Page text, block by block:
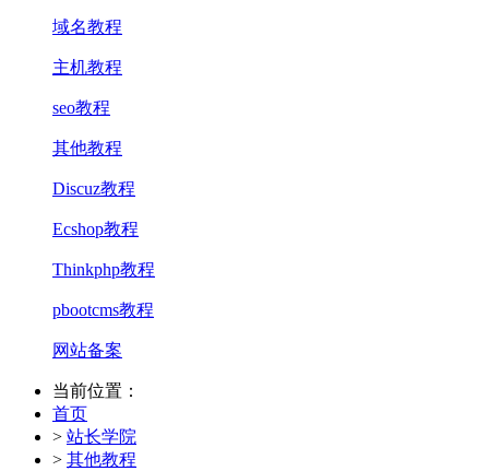
域名教程
主机教程
seo教程
其他教程
Discuz教程
Ecshop教程
Thinkphp教程
pbootcms教程
网站备案
当前位置：
首页
> 站长学院
> 其他教程